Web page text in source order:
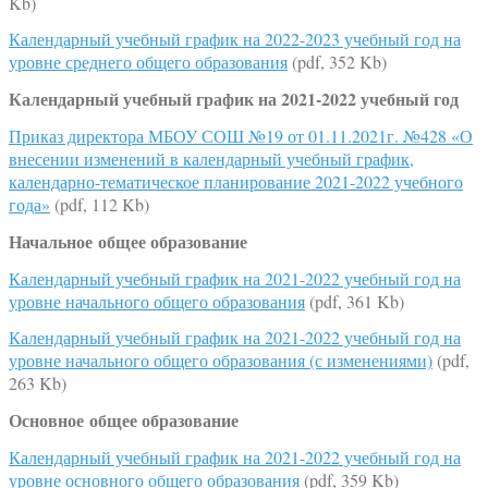
Календарный учебный график на 2022-2023 учебный год на
уровнесреднегообщего образования (pdf, 352 Kb)
Календарный учебный график на 2021-2022 учебный год
Приказ директора МБОУ СОШ №19 от 01.11.2021г. №428 «О
внесении изменений в календарный учебный график,
календарно-тематическое планирование 2021-2022 учебного
года» (pdf, 112 Kb)
Начальное общее образование
Календарный учебный график на 2021-2022 учебный год на
уровне начального общего образования (pdf, 361 Kb)
Календарный учебный график на 2021-2022 учебный год на
уровне начального общего образования (с изменениями) (pdf,
263 Kb)
Основное общее образование
Календарный учебный график на 2021-2022 учебный год на
уровне основного общего образования (pdf, 359 Kb)